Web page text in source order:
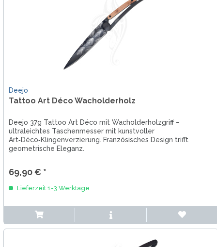
Deejo
Tattoo Art Déco Wacholderholz
Deejo 37g Tattoo Art Déco mit Wacholderholzgriff –
ultraleichtes Taschenmesser mit kunstvoller
Art‑Déco‑Klingenverzierung. Französisches Design trifft
geometrische Eleganz.
69,90 € *
Lieferzeit 1-3 Werktage